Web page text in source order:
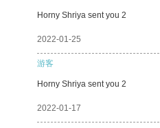
Horny Shriya sent you 2
2022-01-25
游客
Horny Shriya sent you 2
2022-01-17